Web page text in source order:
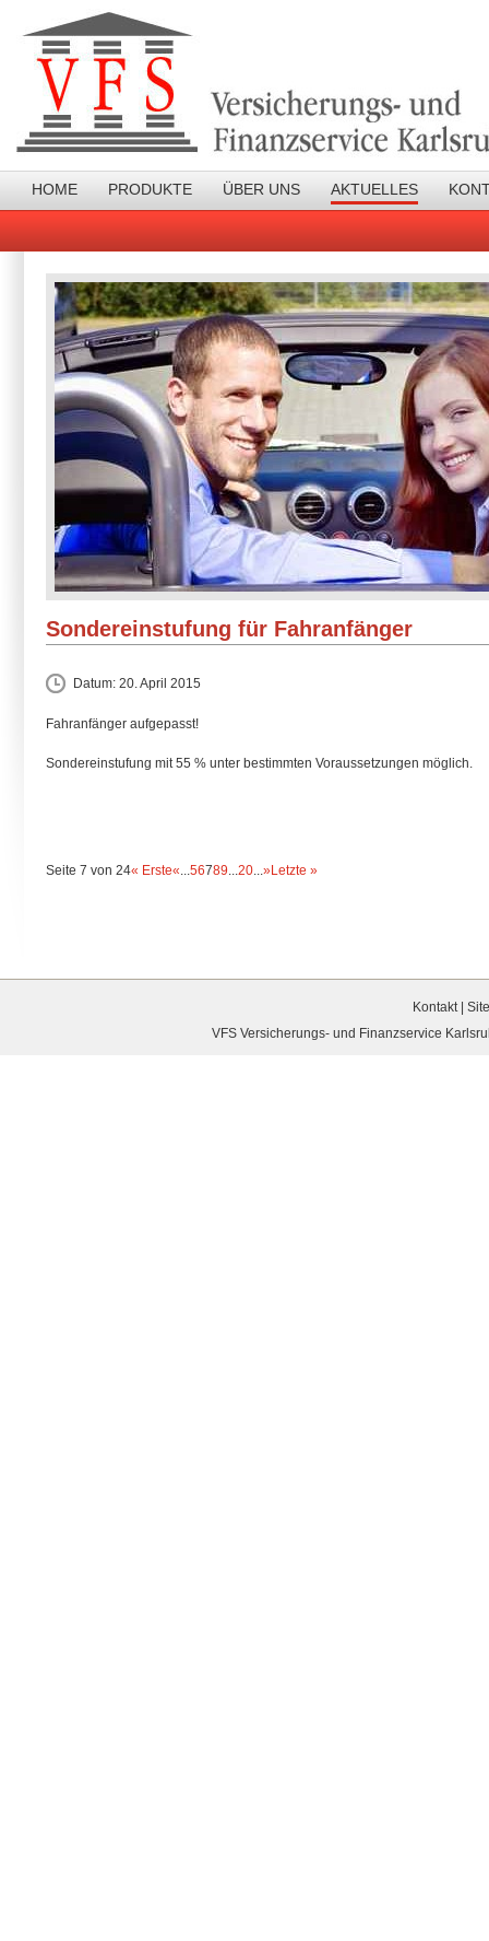
HOME PRODUKTE ÜBER UNS AKTUELLES
Sondereinstufung für Fahranfänger
Datum: 20. April 2015
Fahranfänger aufgepasst!
Sondereinstufung mit 55 % unter bestimmten Voraussetzungen möglich.
Seite 7 von 24« Erste«...56789...20...»Letzte »
Kontakt|
VFS Versicherungs- und Finanzservice